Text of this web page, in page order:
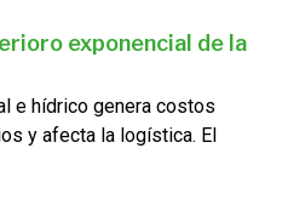
exponencial de la
e hídrico genera costos
y afecta la logística. El